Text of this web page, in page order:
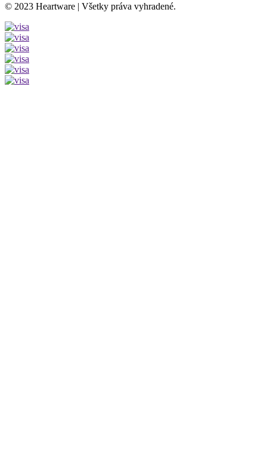
© 2023 Heartware | Všetky práva vyhradené.